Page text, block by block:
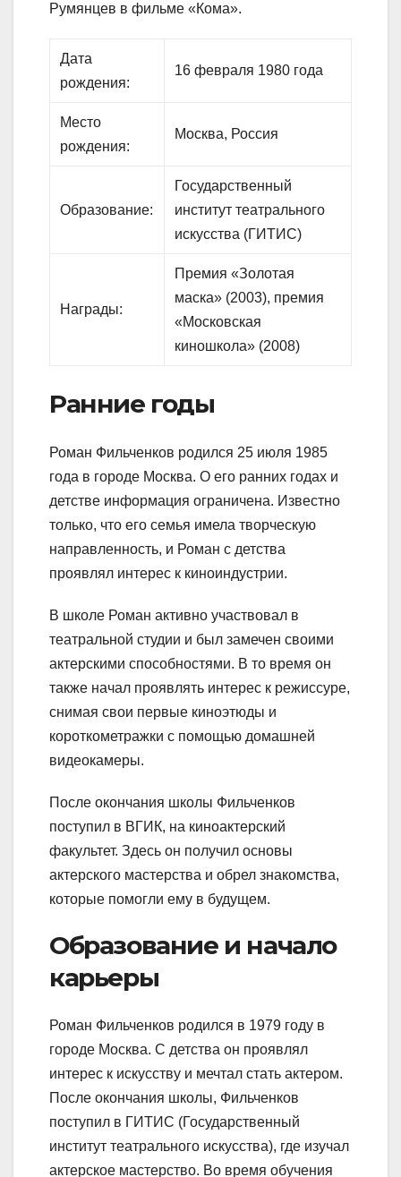
Румянцев в фильме «Кома».
Дата
рождения:
16 февраля 1980 года
Место
рождения:
Москва, Россия
Образование:
Государственный
институт театрального
искусства (ГИТИС)
Награды:
Премия «Золотая
маска» (2003), премия
«Московская
киношкола» (2008)
Ранние годы
Роман Фильченков родился 25 июля 1985
года в городе Москва. О его ранних годах и
детстве информация ограничена. Известно
только, что его семья имела творческую
направленность, и Роман с детства
проявлял интерес к киноиндустрии.
В школе Роман активно участвовал в
театральной студии и был замечен своими
актерскими способностями. В то время он
также начал проявлять интерес к режиссуре,
снимая свои первые киноэтюды и
короткометражки с помощью домашней
видеокамеры.
После окончания школы Фильченков
поступил в ВГИК, на киноактерский
факультет. Здесь он получил основы
актерского мастерства и обрел знакомства,
которые помогли ему в будущем.
Образование и начало
карьеры
Роман Фильченков родился в 1979 году в
городе Москва. С детства он проявлял
интерес к искусству и мечтал стать актером.
После окончания школы, Фильченков
поступил в ГИТИС (Государственный
институт театрального искусства), где изучал
актерское мастерство. Во время обучения